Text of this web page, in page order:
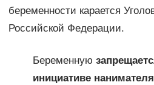
беременности карается
Российской Федерации.
Беременную
инициативе нанимателя